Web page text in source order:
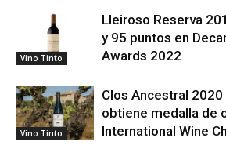
Vino Tinto
Lleiroso Reserva
y 95 puntos en
Awards 2022
Vino Tinto
Clos Ancestral
obtiene medalla de
International Wine